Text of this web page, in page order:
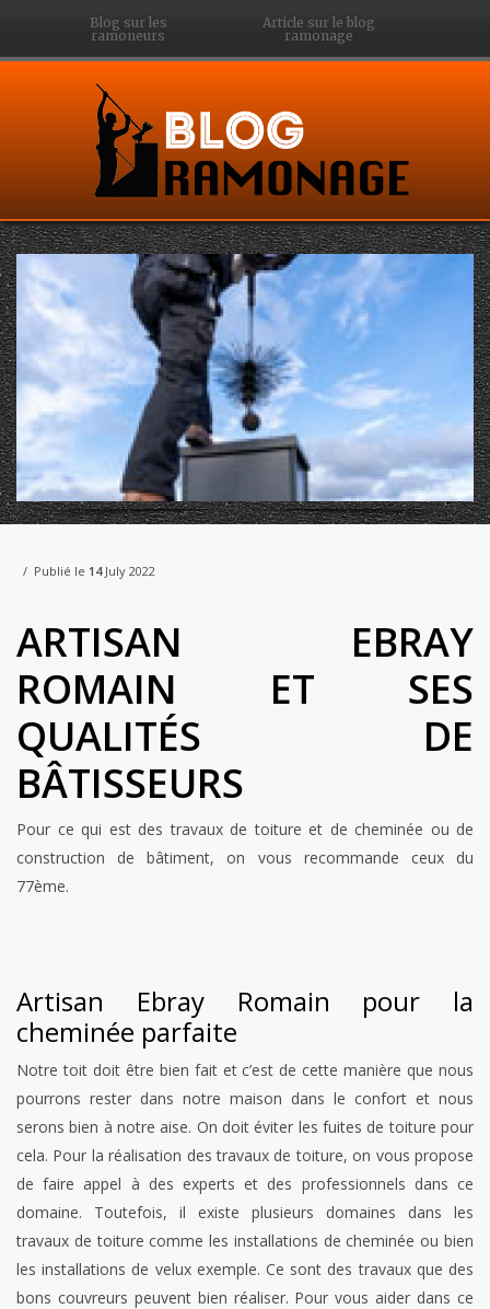
Blog sur les
ramoneurs
Article sur le blog
ramonage
Publié le 14July 2022
ARTISAN EBRAY
ROMAIN ET SES
QUALITÉS DE
BÂTISSEURS
Pour ce qui est des travaux de toiture et de cheminée ou de
construction de bâtiment, on vous recommande ceux du
77ème.
Artisan Ebray Romain pour la
cheminée parfaite
Notre toit doit être bien fait et c’est de cette manière que nous
pourrons rester dans notre maison dans le confort et nous
serons bien à notre aise. On doit éviter les fuites de toiture pour
cela. Pour la réalisation des travaux de toiture, on vous propose
de faire appel à des experts et des professionnels dans ce
domaine. Toutefois, il existe plusieurs domaines dans les
travaux de toiture comme les installations de cheminée ou bien
les installations de velux exemple. Ce sont des travaux que des
bons couvreurs peuvent bien réaliser. Pour vous aider dans ce